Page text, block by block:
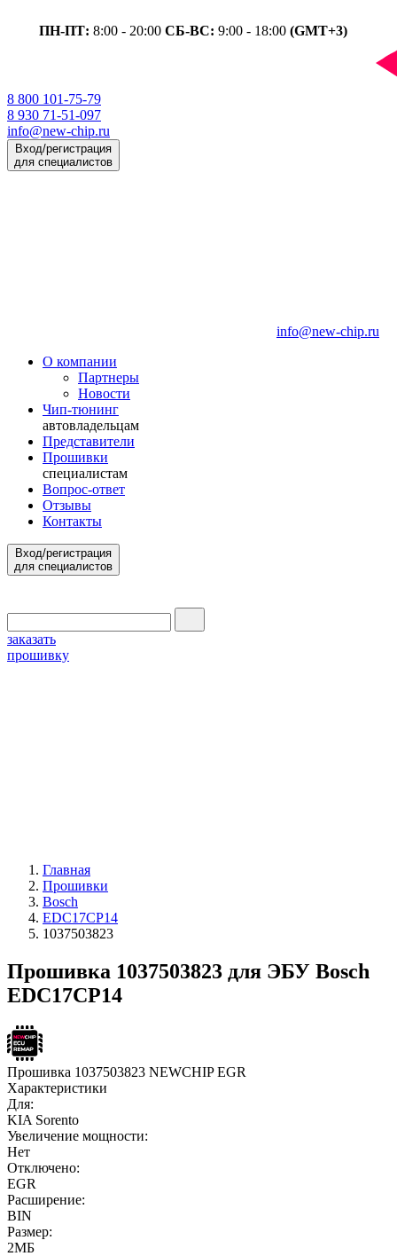
ПН-ПТ: 8:00 - 20:00 СБ-ВС: 9:00 - 18:00 (GMT+3)
8 800 101-75-79
8 930 71-51-097
info@new-chip.ru
Вход/регистрация
для специалистов
info@new-chip.ru
О компании
Партнеры
Новости
Чип-тюнинг
автовладельцам
Представители
Прошивки
специалистам
Вопрос-ответ
Отзывы
Контакты
Вход/регистрация
для специалистов
заказать
прошивку
Главная
Прошивки
Bosch
EDC17CP14
1037503823
Прошивка 1037503823 для ЭБУ Bosch
EDC17CP14
Прошивка 1037503823 NEWCHIP EGR
Характеристики
Для:
KIA Sorento
Увеличение мощности:
Нет
Отключено:
EGR
Расширение:
BIN
Размер:
2МБ